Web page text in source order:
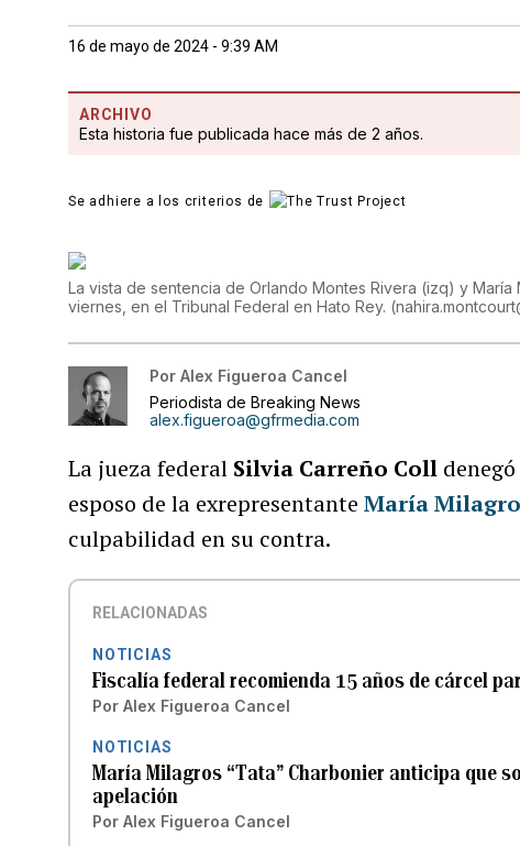
16 de mayo de 2024 - 9:39 AM
ARCHIVO
Esta historia fue publicada hace más de 2 años.
Se adhiere a los criterios de
La vista de sentencia de Orlando Montes Rivera (izq) y
viernes, en el Tribunal Federal en Hato Rey. (
Por Alex Figueroa Cancel
Periodista de Breaking News
alex.figueroa@gfrmedia.com
La jueza federal Silvia Carreño Coll
esposo de la exrepresentanteMaría
culpabilidad en su contra.
RELACIONADAS
NOTICIAS
Fiscalía federal recomienda 15 años de cárcel
Por Alex Figueroa Cancel
NOTICIAS
María Milagros “Tata” Charbonier anticipa que
apelación
Por Alex Figueroa Cancel